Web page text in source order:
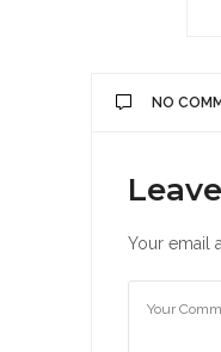
NO
Your email